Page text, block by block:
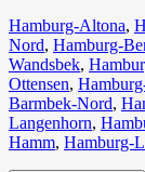
Hamburg-Altona,
Nord, Hamburg-
Wandsbek,
Ottensen,
Barmbek-Nord,
Langenhorn,
Hamm, Hamburg-